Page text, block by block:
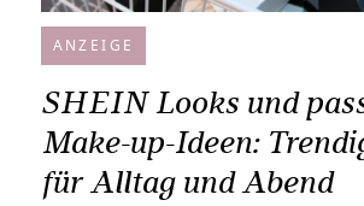
ANZEIGE
SHEIN Looks und
Make-up-Ideen:
für Alltag und Abend